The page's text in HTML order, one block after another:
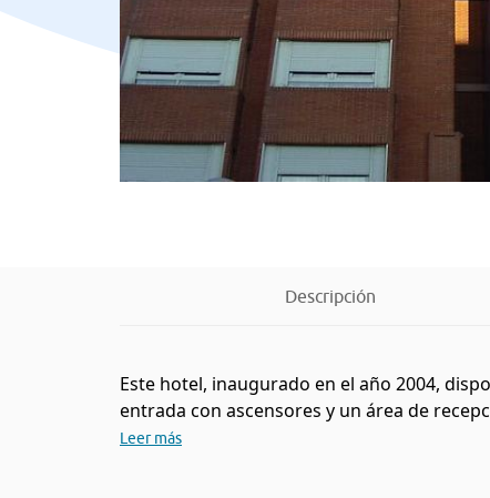
Descripción
Este hotel, inaugurado en el año 2004,
entrada con ascensores y un área de
Leer más